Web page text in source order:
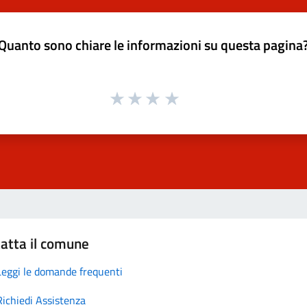
sono chiare le informazioni su questa
il comune
le domande frequenti
Assistenza